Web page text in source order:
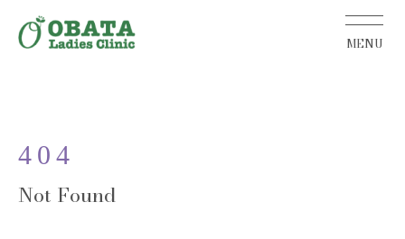
404